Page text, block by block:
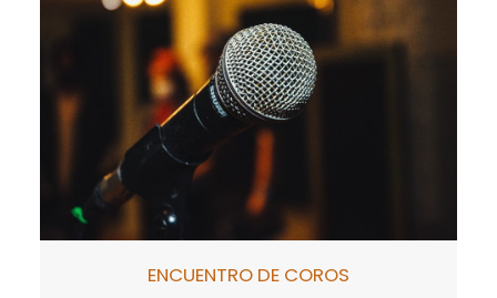
ENCUENTRO DE COROS